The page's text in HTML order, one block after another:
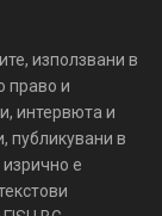
използвани в
право и
интервюта и
публикувани в
изрично е